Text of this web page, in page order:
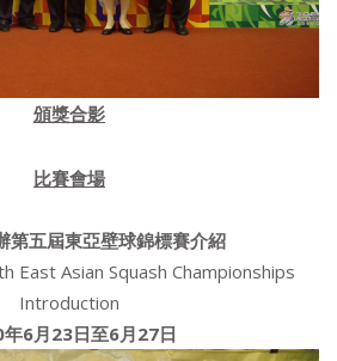
頒獎合影
比賽會場
第五屆東亞壁球錦標賽介紹
East Asian Squash Championships
Introduction
年6月23日至6月27日